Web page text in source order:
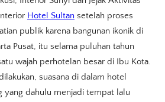
Hotel Sultan setelah proses
publik karena bangunan ikonik di
Pusat, itu selama puluhan tahun
wajah perhotelan besar di Ibu Kota.
suasana di dalam hotel
yang dahulu menjadi tempat lalu